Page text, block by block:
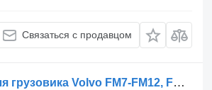
Связаться с продавцом
Главный тормозной кран Volvo ФМ (01.05-) K019820 для грузовика Volvo FM7-FM12, FM, FMX (1998-2014)